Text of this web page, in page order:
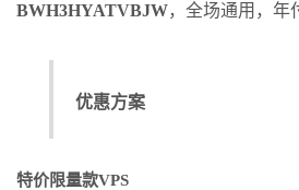
BWH3HYATVBJW，全场通用，年
优惠方案
特价限量款VPS